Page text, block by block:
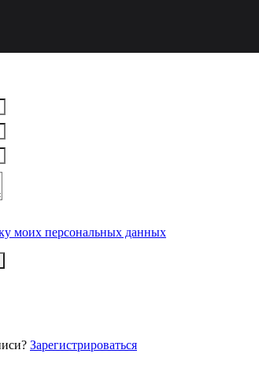
моих персональных данных
Зарегистрироваться